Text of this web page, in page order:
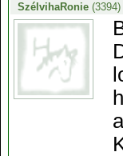
SzélvihaRonie(3394)